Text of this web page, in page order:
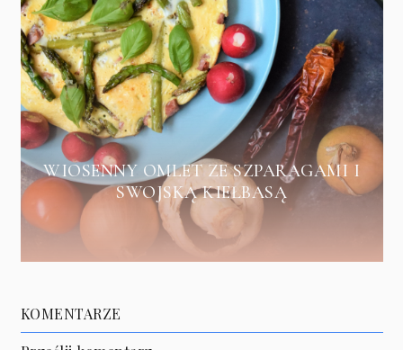
WIOSENNY OMLET ZE SZPARAGAMI I
SWOJSKĄ KIEŁBASĄ
KOMENTARZE